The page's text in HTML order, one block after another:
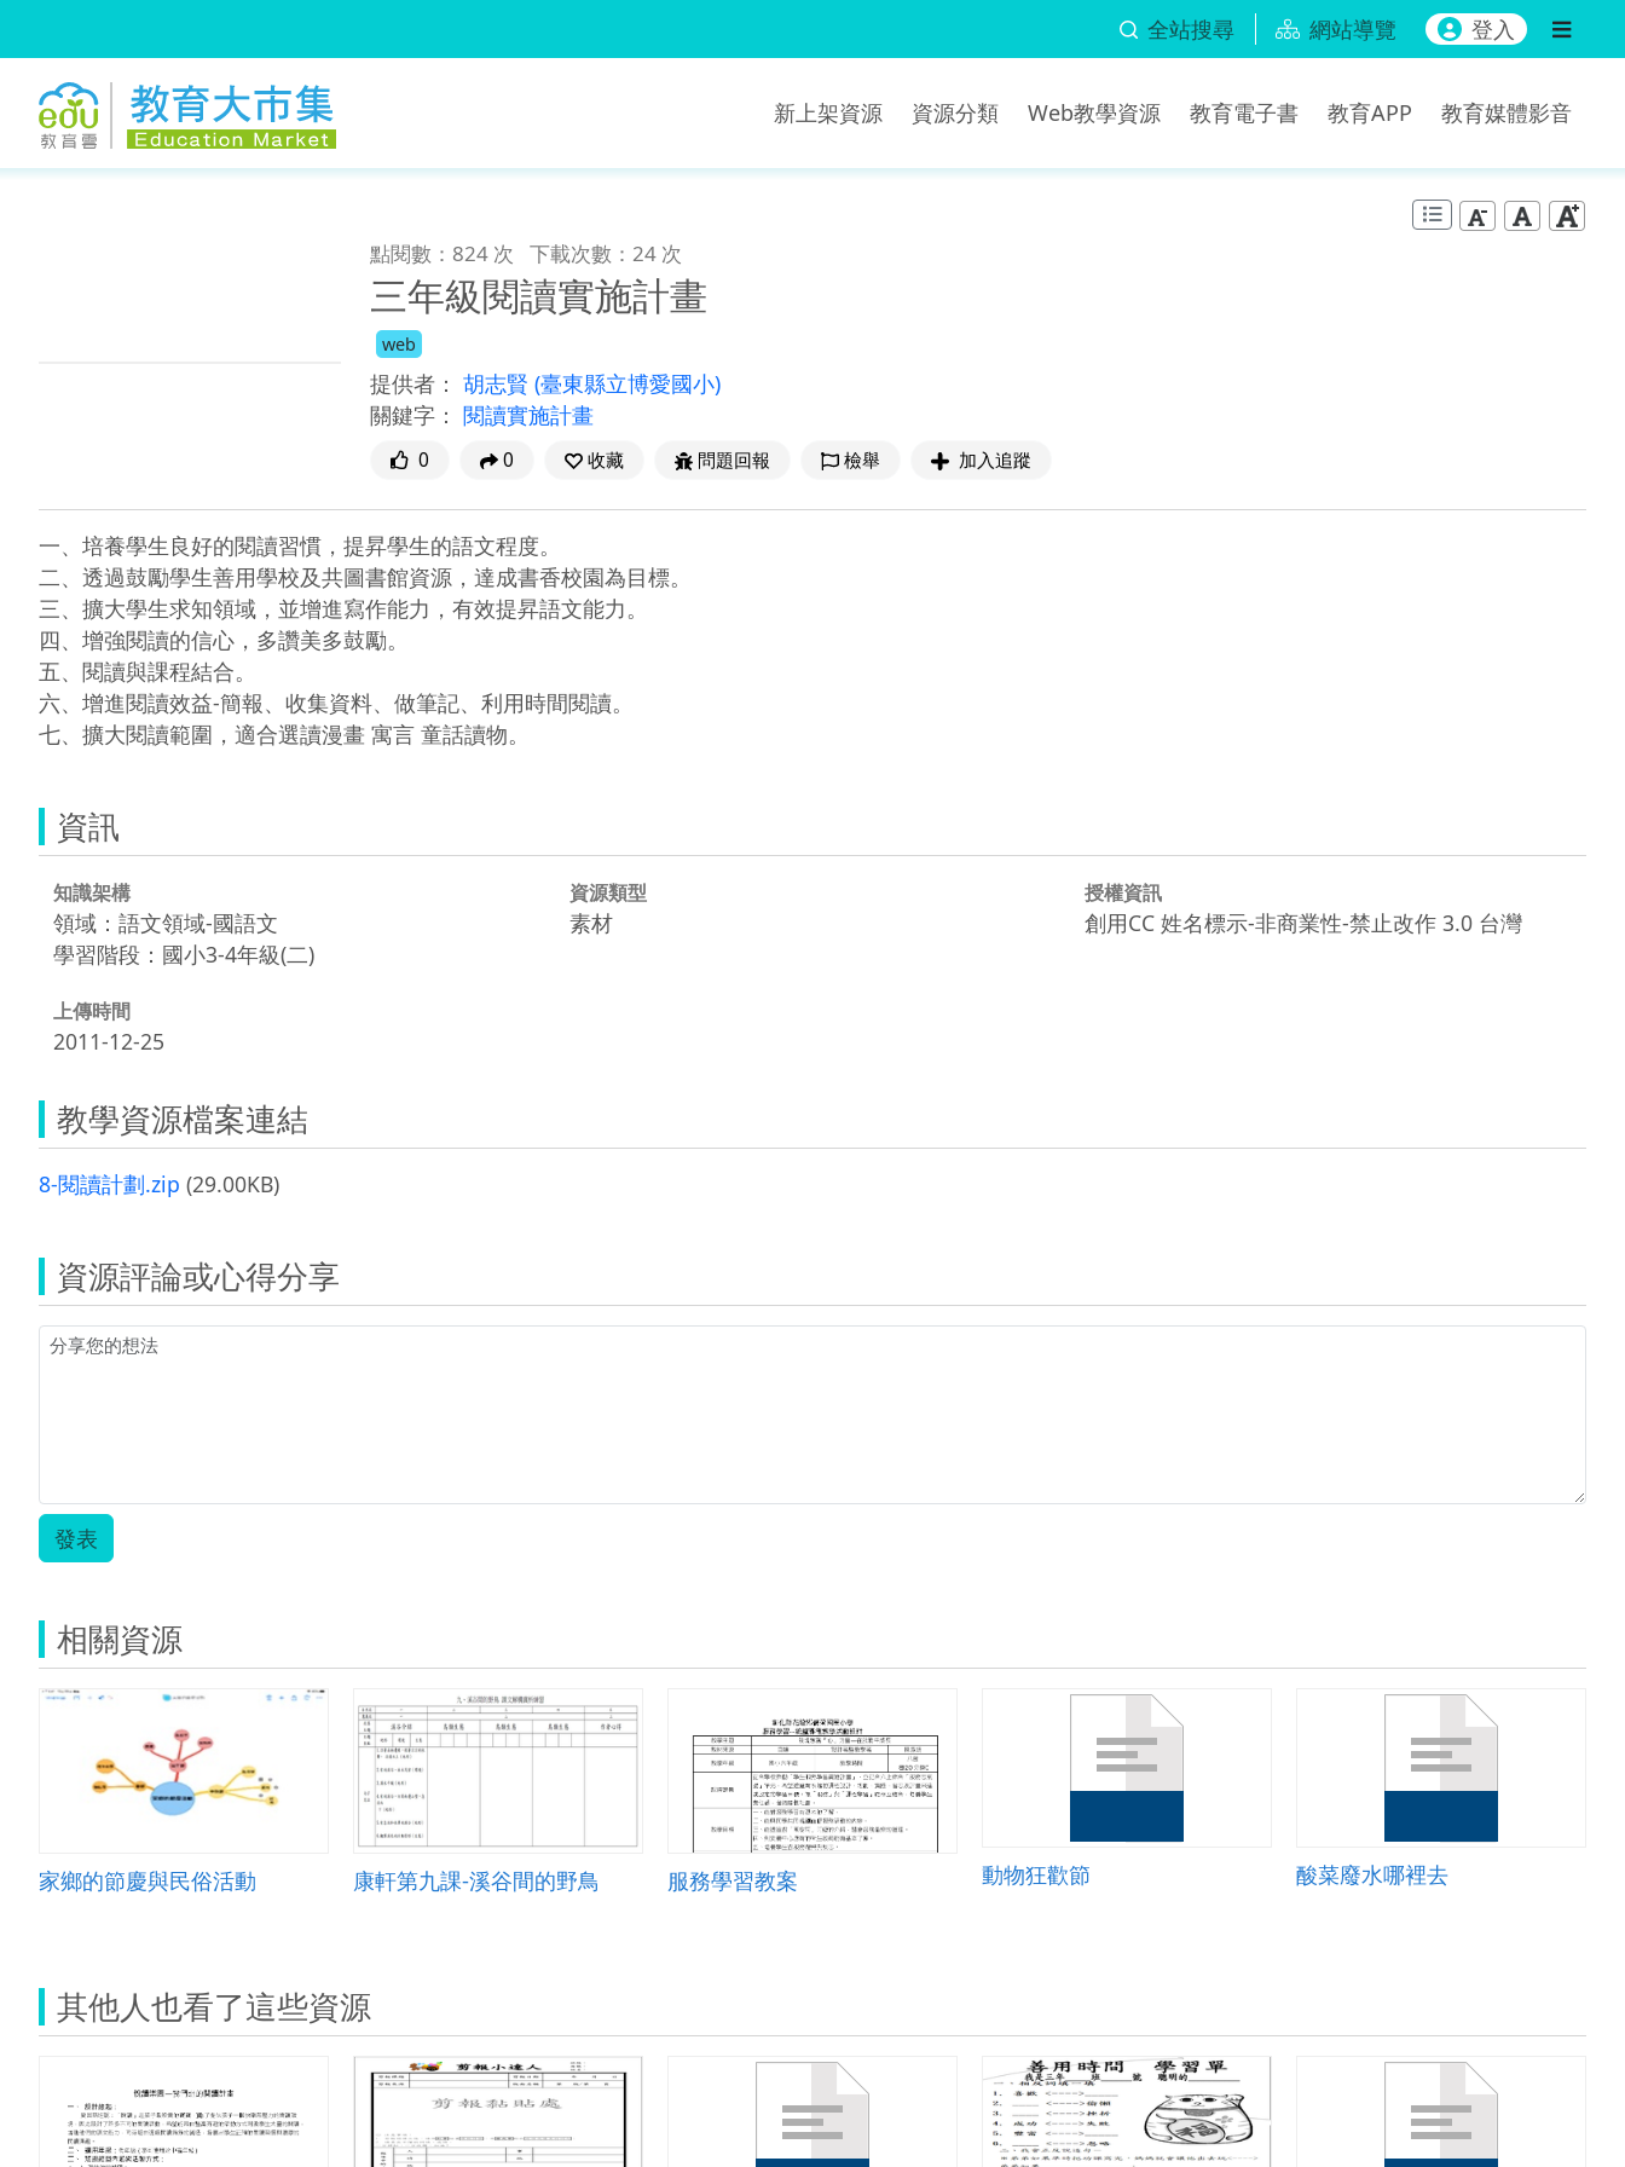
全站搜尋 網站導覽 登入
新上架資源 資源分類 Web教學資源 教育電子書 教育APP 教育媒體影音
點閱數：824 次 下載次數：24 次
三年級閱讀實施計畫
web
提供者： 胡志賢 (臺東縣立博愛國小)
關鍵字： 閱讀實施計畫
0 0 收藏 問題回報 檢舉 加入追蹤
一、培養學生良好的閱讀習慣，提昇學生的語文程度。
二、透過鼓勵學生善用學校及共圖書館資源，達成書香校園為目標。
三、擴大學生求知領域，並增進寫作能力，有效提昇語文能力。
四、增強閱讀的信心，多讚美多鼓勵。
五、閱讀與課程結合。
六、增進閱讀效益-簡報、收集資料、做筆記、利用時間閱讀。
資訊
知識架構
領域：語文領域-國語文
學習階段：國小3-4年級(二)
資源類型
素材
授權資訊
創用CC 姓名標示-非商業性-禁止改作 3.0 台灣
上傳時間
2011-12-25
教學資源檔案連結
8-閱讀計劃.zip (29.00KB)
資源評論或心得分享
發表
相關資源
家鄉的節慶與民俗活動 康軒第九課-溪谷間的野鳥 服務學習教案 動物狂歡節 酸菜廢水哪裡去
其他人也看了這些資源